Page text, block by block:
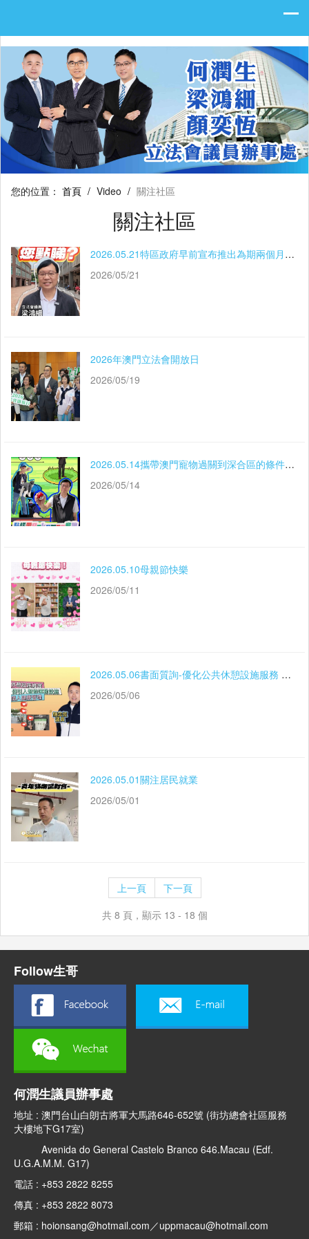
您的位置： 首頁 / Video / 關注社區
關注社區
2026.05.21特區政府早前宣布推出為期兩個月的柴油價格補貼措施
2026/05/21
2026年澳門立法會開放日
2026/05/19
2026.05.14攜帶澳門寵物過關到深合區的條件和手續
2026/05/14
2026.05.10母親節快樂
2026/05/11
2026.05.06書面質詢-優化公共休憩設施服務 提升居民生活休憩品質
2026/05/06
2026.05.01關注居民就業
2026/05/01
上一頁
下一頁
共 8 頁，顯示 13 - 18 個
Follow生哥
何潤生議員辦事處
地址 : 澳門台山白朗古將軍大馬路646-652號 (街坊總會社區服務
大樓地下G17室)
Avenida do General Castelo Branco 646.Macau (Edf.
U.G.A.M.M. G17)
電話 : +853 2822 8255
傳真 : +853 2822 8073
郵箱 : hoionsang@hotmail.com／uppmacau@hotmail.com